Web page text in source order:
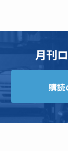
月刊
購読